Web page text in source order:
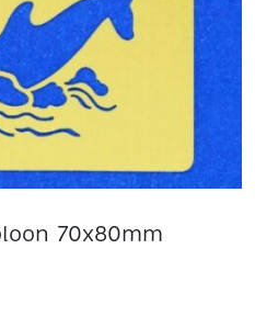
70x80mm